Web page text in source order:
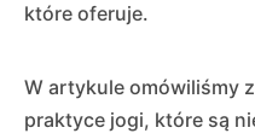
które oferuje.
W artykule omówiliśmy
praktyce jogi, które są